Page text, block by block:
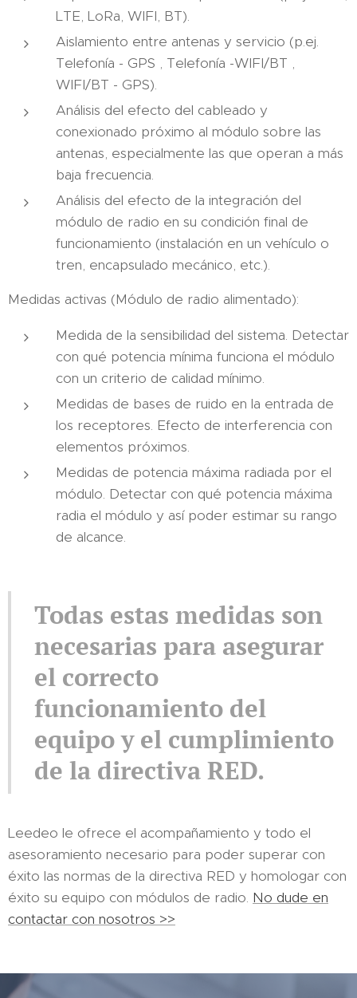
LTE, LoRa, WIFI, BT).
Aislamiento entre antenas y servicio (p.ej.
Telefonía - GPS , Telefonía -WIFI/BT ,
WIFI/BT - GPS).
Análisis del efecto del cableado y
conexionado próximo al módulo sobre las
antenas, especialmente las que operan a más
baja frecuencia.
Análisis del efecto de la integración del
módulo de radio en su condición final de
funcionamiento (instalación en un vehículo o
tren, encapsulado mecánico, etc.).
Medidas activas (Módulo de radio alimentado):
Medida de la sensibilidad del sistema. Detectar
con qué potencia mínima funciona el módulo
con un criterio de calidad mínimo.
Medidas de bases de ruido en la entrada de
los receptores. Efecto de interferencia con
elementos próximos.
Medidas de potencia máxima radiada por el
módulo. Detectar con qué potencia máxima
radia el módulo y así poder estimar su rango
de alcance.
Todas estas medidas son
necesarias para asegurar
el correcto
funcionamiento del
equipo y el cumplimiento
de la directiva RED.
Leedeo le ofrece el acompañamiento y todo el
asesoramiento necesario para poder superar con
éxito las normas de la directiva RED y homologar con
éxito su equipo con módulos de radio. No dude en
contactar con nosotros >>